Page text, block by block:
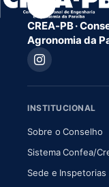
CREA-PB ·
Agronomia da
INSTITUCIONAL
Sobre o Conselho
Sistema Confea/
Sede e Inspetorias